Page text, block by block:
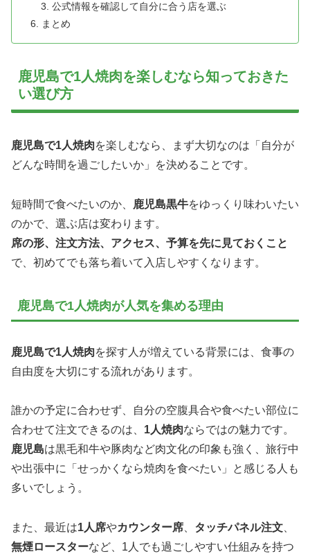
公式情報を確認して自分に合う店を選ぶ
まとめ
鹿児島で1人焼肉を楽しむなら知っておきた
い選び方
鹿児島で1人焼肉を楽しむなら、まず大切なのは「自分が
どんな時間を過ごしたいか」を決めることです。
短時間で食べたいのか、 鹿児島黒牛をゆっくり味わいたい
のかで、選ぶ店は変わります。
席の形、注文方法、アクセス、予算を先に見ておくこと
で、初めてでも落ち着いて入店しやすくなります。
鹿児島で1人焼肉が人気を集める理由
鹿児島で1人焼肉を探す人が増えている背景には、食事の
自由度を大切にする流れがあります。
誰かの予定に合わせず、自分の空腹具合や食べたい部位に
合わせて注文できるのは、 1人焼肉ならではの魅力です。
鹿児島は黒毛和牛や豚肉など肉文化の印象も強く、旅行中
や出張中に「せっかくなら焼肉を食べたい」と感じる人も
多いでしょう。
また、最近は1人席やカウンター席 タッチパネル注文
無煙ロースターなど、1人でも過ごしやすい仕組みを持つ